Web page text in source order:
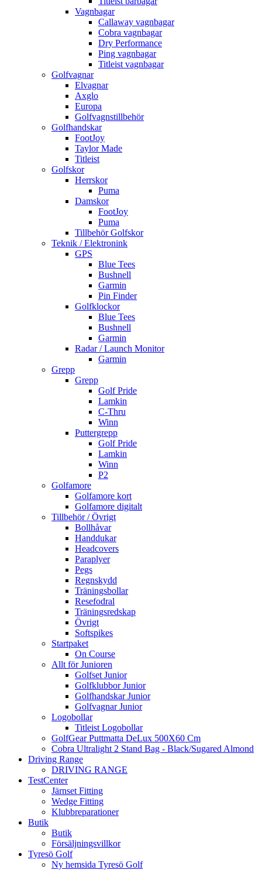
Vagnbagar
Callaway vagnbagar
Cobra vagnbagar
Dry Performance
Ping vagnbagar
Titleist vagnbagar
Golfvagnar
Elvagnar
Axglo
Europa
Golfvagnstillbehör
Golfhandskar
FootJoy
Taylor Made
Titleist
Golfskor
Herrskor
Puma
Damskor
FootJoy
Puma
Tillbehör Golfskor
Teknik / Elektronink
GPS
Blue Tees
Bushnell
Garmin
Pin Finder
Golfklockor
Blue Tees
Bushnell
Garmin
Radar / Launch Monitor
Garmin
Grepp
Grepp
Golf Pride
Lamkin
C-Thru
Winn
Puttergrepp
Golf Pride
Lamkin
Winn
P2
Golfamore
Golfamore kort
Golfamore digitalt
Tillbehör / Övrigt
Bollhåvar
Handdukar
Headcovers
Paraplyer
Pegs
Regnskydd
Träningsbollar
Resefodral
Träningsredskap
Övrigt
Softspikes
Startpaket
On Course
Allt för Junioren
Golfset Junior
Golfklubbor Junior
Golfhandskar Junior
Golfvagnar Junior
Logobollar
Titleist Logobollar
GolfGear Puttmatta DeLux 500X60 Cm
Cobra Ultralight 2 Stand Bag - Black/Sugared Almond
Driving Range
DRIVING RANGE
TestCenter
Järnset Fitting
Wedge Fitting
Klubbreparationer
Butik
Butik
Försäljningsvillkor
Tyresö Golf
Ny hemsida Tyresö Golf